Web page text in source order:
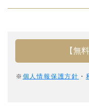
※ 個人情報保護方針 ・